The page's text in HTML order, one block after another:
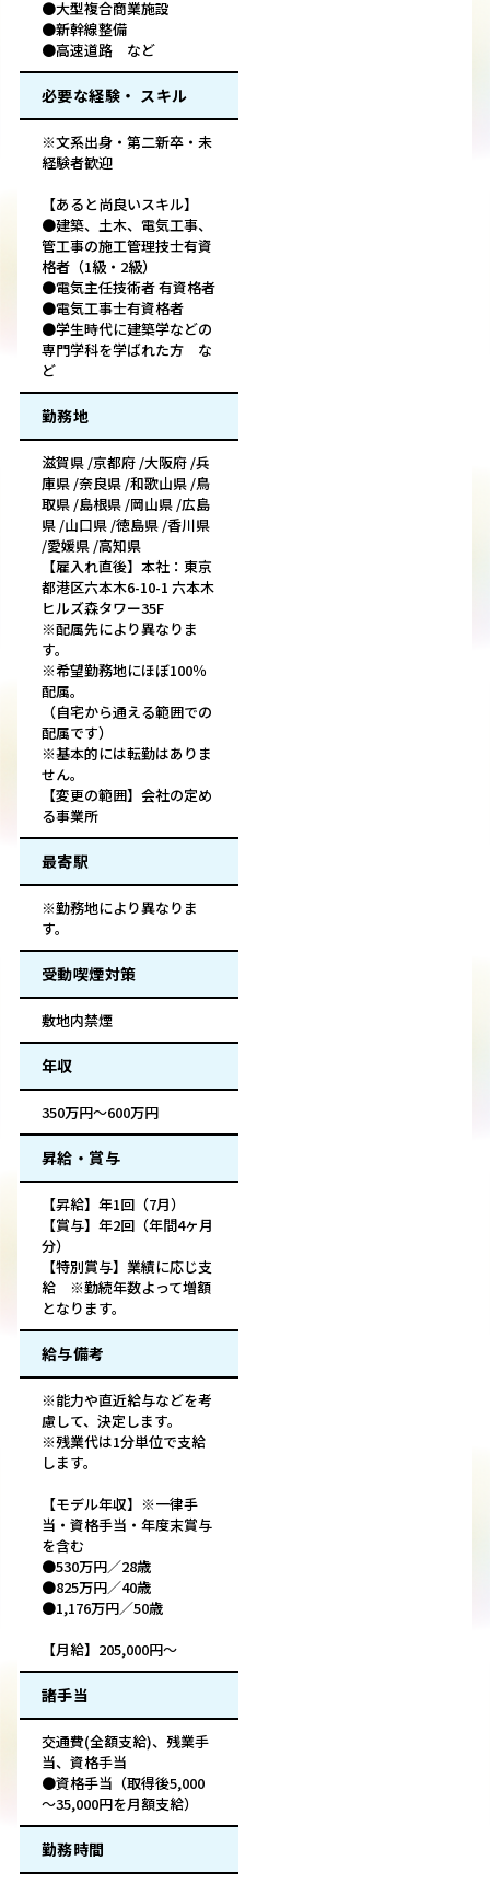
●大型複合商業施設
●新幹線整備
●高速道路 など
必要な経験・ スキル
※文系出身・第二新卒・未
経験者歓迎
【あると尚良いスキル】
●建築、土木、電気工事、
管工事の施工管理技士有資
格者（1級・2級）
●電気主任技術者 有資格者
●電気工事士有資格者
●学生時代に建築学などの
専門学科を学ばれた方 な
ど
勤務地
滋賀県 /京都府 /大阪府 /兵
庫県 /奈良県 /和歌山県 /鳥
取県 /島根県 /岡山県 /広島
県 /山口県 /徳島県 /香川県
/愛媛県 /高知県
【雇入れ直後】本社：東京
都港区六本木6-10-1 六本木
ヒルズ森タワー35F
※配属先により異なりま
す。
※希望勤務地にほぼ100％
配属。
（自宅から通える範囲での
配属です）
※基本的には転勤はありま
せん。
【変更の範囲】会社の定め
る事業所
最寄駅
※勤務地により異なりま
す。
受動喫煙対策
敷地内禁煙
年収
350万円～600万円
昇給・賞与
【昇給】年1回（7月）
【賞与】年2回（年間4ヶ月
分）
【特別賞与】業績に応じ支
給 ※勤続年数よって増額
となります。
給与備考
※能力や直近給与などを考
慮して、決定します。
※残業代は1分単位で支給
します。
【モデル年収】※一律手
当・資格手当・年度末賞与
を含む
●530万円／28歳
●825万円／40歳
●1,176万円／50歳
【月給】205,000円～
諸手当
交通費(全額支給)、残業手
当、資格手当
●資格手当（取得後5,000
～35,000円を月額支給）
勤務時間